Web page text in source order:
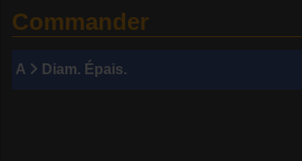
Commander
A Diam. Épais.